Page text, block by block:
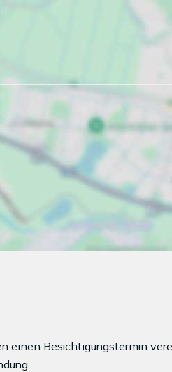
einen Besichtigungstermin